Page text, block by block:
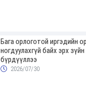
Бага орлоготой иргэдийн
ногдуулахгүй байх эрх
бүрдүүллээ
2026/07/30